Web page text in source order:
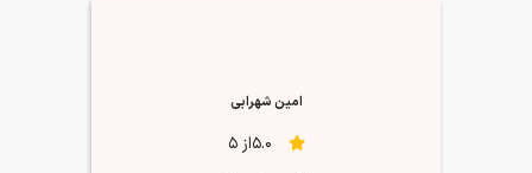
امین شهرابی
5.0از 5